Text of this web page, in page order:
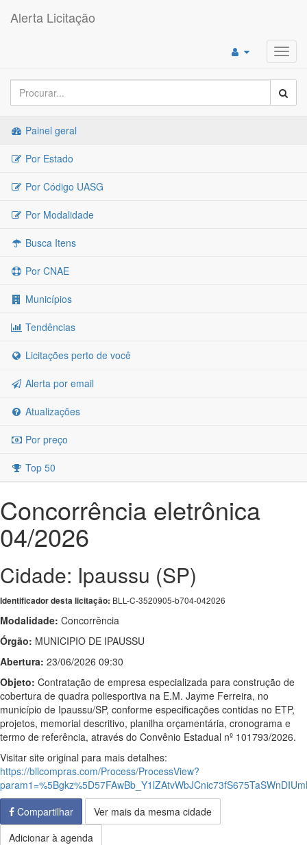
Alerta Licitação
Painel geral
Por Estado
Por Código UASG
Por Modalidade
Busca Itens
Por CNAE
Municípios
Tendências
Licitações perto de você
Alerta por email
Atualizações
Por preço
Top 50
Concorrência eletrônica
04/2026
Cidade: Ipaussu (SP)
Identificador desta licitação: BLL-C-3520905-b704-042026
Modalidade: Concorrência
Órgão: MUNICIPIO DE IPAUSSU
Abertura: 23/06/2026 09:30
Objeto: Contratação de empresa especializada para construção de
cobertura de quadra poliesportiva na E.M. Jayme Ferreira, no
município de Ipaussu/SP, conforme especificações contidas no ETP,
projetos, memorial descritivo, planilha orçamentária, cronograma e
termo de referência, através do Convênio Estadual nº 101793/2026.
Visitar site original para mais detalhes:
https://bllcompras.com/Process/ProcessView?
Compartilhar
Ver mais da mesma cidade
Adicionar à agenda